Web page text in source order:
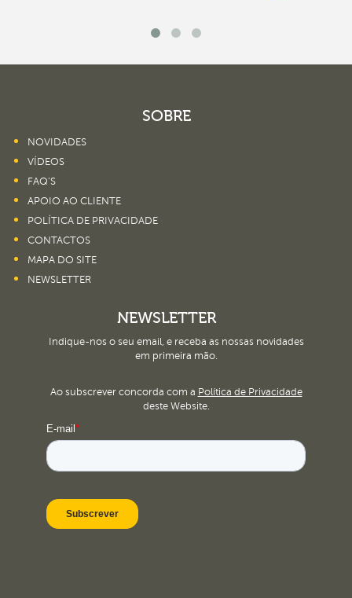
SOBRE
NOVIDADES
VÍDEOS
FAQ’S
APOIO AO CLIENTE
POLÍTICA DE PRIVACIDADE
CONTACTOS
MAPA DO SITE
NEWSLETTER
NEWSLETTER
Indique-nos o seu email, e receba as nossas novidades
em primeira mão.
Ao subscrever concorda com a Política de Privacidade
deste Website.